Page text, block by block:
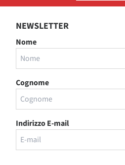
NEWSLETTER
Nome
Cognome
Indirizzo E-mail